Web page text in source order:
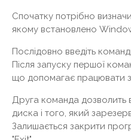
Спочатку потрібно
якому встановлено
Послідовно введіть
Після запуску першої
що допомагає працювати
Друга команда дозволить
диска і того, який
Залишається закрити